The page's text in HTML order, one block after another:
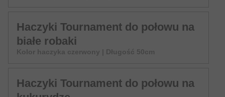
Haczyki Tournament do połowu na
białe robaki
Kolor haczyka czerwony | Długość 50cm
Haczyki Tournament do połowu na